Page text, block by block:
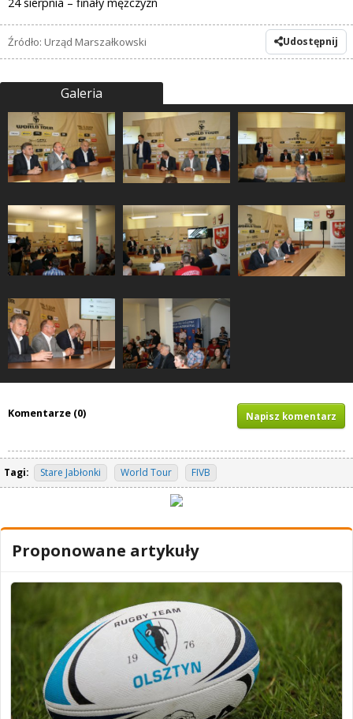
Źródło: Urząd Marszałkowski Udostępnij
Galeria
Komentarze (0) Napisz komentarz
Tagi: Stare Jabłonki World Tour FIVB
Proponowane artykuły